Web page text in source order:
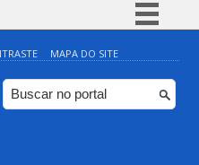
Simplifique!
Comunica BR
Participe
MAPA DO SITE